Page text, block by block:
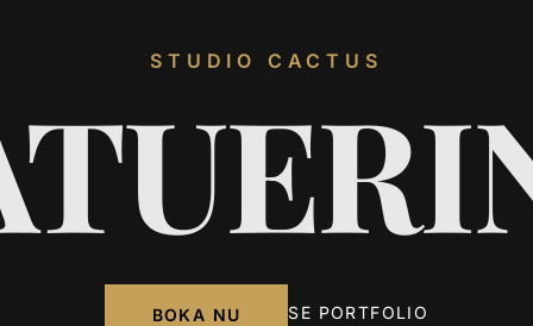
STUDIO CACTUS
BOKA NU SE PORTFOLIO